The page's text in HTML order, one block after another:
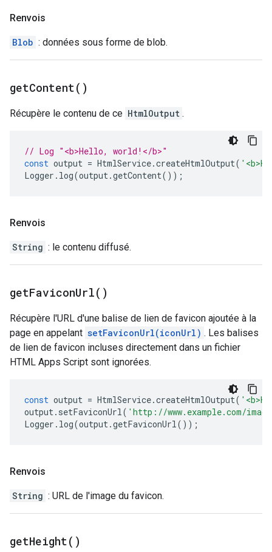
Renvois
Blob : données sous forme de blob.
getContent( )
Récupère le contenu de ce HtmlOutput .
// Log "<b>Hello, world!</b>"
const output = HtmlService.createHtmlOutput(
Logger . log(output.getContent());
Renvois
String : le contenu diffusé.
getFaviconUrl( )
Récupère l'URL d'une balise de lien de favicon ajoutée à la
page en appelant setFaviconUrl(iconUrl) . Les balises
de lien de favicon incluses directement dans un fichier
HTML Apps Script sont ignorées.
const output = HtmlService.createHtmlOutput(
output. setFaviconUrl( 'http://www.example.com/
Logger . log(output.getFaviconUrl());
Renvois
String : URL de l'image du favicon.
getHeight( )